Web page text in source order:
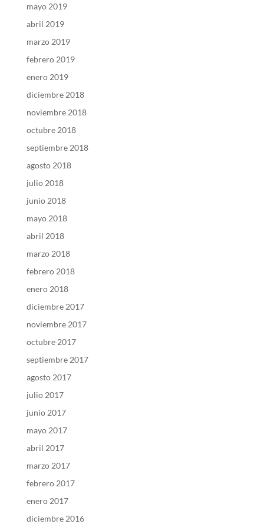
mayo 2019
abril 2019
marzo 2019
febrero 2019
enero 2019
diciembre 2018
noviembre 2018
octubre 2018
septiembre 2018
agosto 2018
julio 2018
junio 2018
mayo 2018
abril 2018
marzo 2018
febrero 2018
enero 2018
diciembre 2017
noviembre 2017
octubre 2017
septiembre 2017
agosto 2017
julio 2017
junio 2017
mayo 2017
abril 2017
marzo 2017
febrero 2017
enero 2017
diciembre 2016